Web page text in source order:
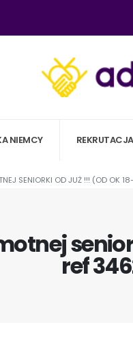
NIEMCY REKRUTACJA
SENIORKI OD JUŻ !!! (OD OK
ref